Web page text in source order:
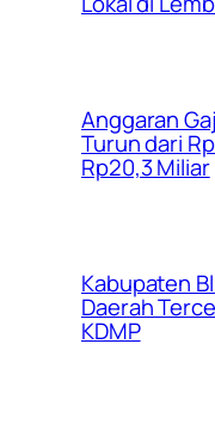
Anggaran
Turun dari
Rp20,3 Miliar
Kabupaten
Daerah
KDMP